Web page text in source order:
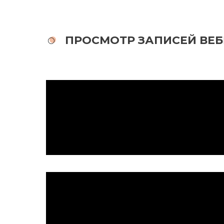
ПРОСМОТР ЗАПИСЕЙ